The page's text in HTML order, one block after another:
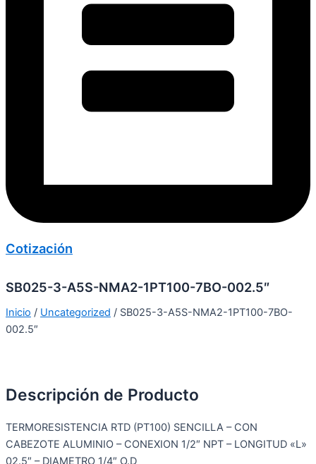
Cotización
SB025-3-A5S-NMA2-1PT100-7BO-002.5″
Inicio / Uncategorized / SB025-3-A5S-NMA2-1PT100-7BO-
002.5″
Descripción de Producto
TERMORESISTENCIA RTD (PT100) SENCILLA – CON
CABEZOTE ALUMINIO – CONEXION 1/2″ NPT – LONGITUD «L»
02.5″ – DIAMETRO 1/4″ O.D